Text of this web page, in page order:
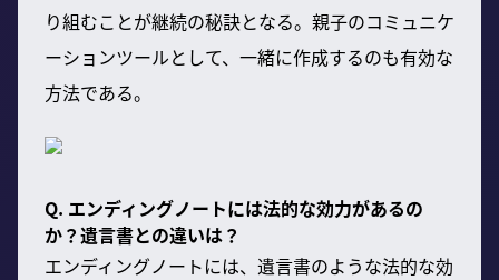
り組むことが継続の秘訣となる。親子のコミュニケ
ーションツールとして、一緒に作成するのも有効な
方法である。
Q. エンディングノートには法的な効力があるの
か？遺言書との違いは？
エンディングノートには、遺言書のような法的な効